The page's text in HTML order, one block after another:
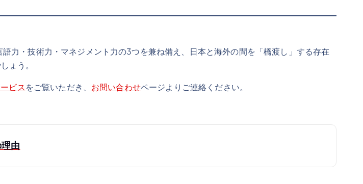
力・技術力・マネジメント力の3つを兼ね備え、日本と海外の間を「橋渡し」する存在
ょう。
ビスをご覧いただき、 お問い合わせページよりご連絡ください。
由